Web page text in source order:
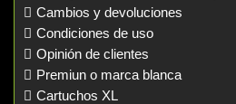
Cambios y devoluciones
Condiciones de uso
Opinión de clientes
Premiun o marca blanca
Cartuchos XL